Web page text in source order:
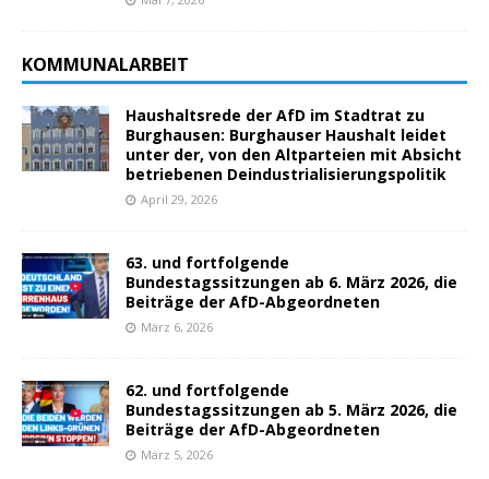
KOMMUNALARBEIT
Haushaltsrede der AfD im Stadtrat zu
Burghausen: Burghauser Haushalt leidet
unter der, von den Altparteien mit Absicht
betriebenen Deindustrialisierungspolitik
April 29, 2026
63. und fortfolgende
Bundestagssitzungen ab 6. März 2026, die
Beiträge der AfD-Abgeordneten
März 6, 2026
62. und fortfolgende
Bundestagssitzungen ab 5. März 2026, die
Beiträge der AfD-Abgeordneten
März 5, 2026